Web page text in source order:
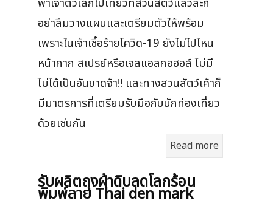
อย่าลืมวางแผนและเตรียมตัวให้พร้อม
เพราะในเจ้าเชื้อร้ายโควิด-19 ยังไม่ไปไหน
หน้ากาก สเปรย์หรือเจลแอลกอฮอล์ ไม่มี
ไม่ได้เป็นอันขาดจ้า!! และทางสวนสัตว์เค้าก็
มีมาตรการที่เตรียมรับมือกับนักท่องเที่ยว
ด้วยเช่นกัน
Read more
รับผลิตถุงผ้าดิบลดโลกร้อน
พิมพ์ลาย Thai den mark